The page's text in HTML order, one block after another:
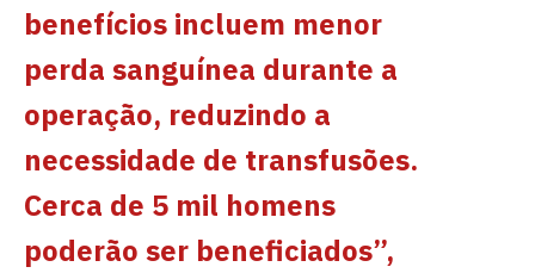
benefícios incluem menor
perda sanguínea durante a
operação, reduzindo a
necessidade de transfusões.
Cerca de 5 mil homens
poderão ser beneficiados”,